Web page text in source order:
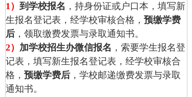
1） 到学校报名 ，持身份证或户口本，填写新
生报名登记表，经学校审核合格， 预缴学费
后，领取缴费发票与录取通知书。
2） 加学校招生办微信报名 ，索要学生报名登
记表，填写新生报名登记表，经学校审核合
格， 预缴学费后，学校邮递缴费发票与录取
通知书。